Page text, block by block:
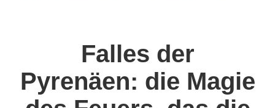
Falles der
Pyrenäen: die Magie